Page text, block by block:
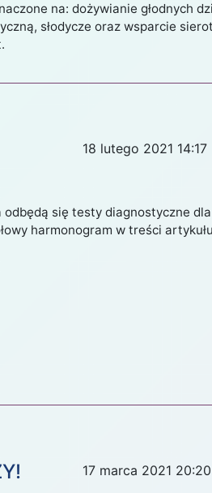
na: dożywianie głodnych
słodycze oraz wsparcie
18 lutego 2021 14:17
odbędą się testy diagnostyczne
harmonogram w treści
17 marca 2021 20:20